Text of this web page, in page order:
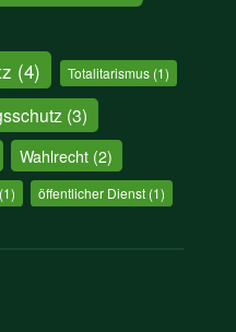
(4) Totalitarismus (1)
(3)
Wahlrecht (2)
öffentlicher Dienst(1)